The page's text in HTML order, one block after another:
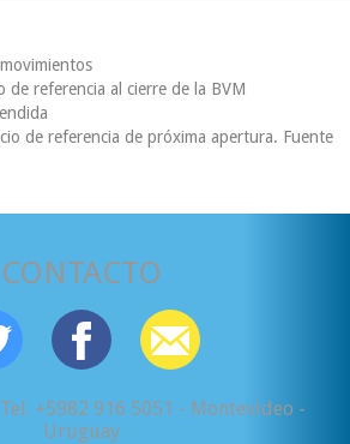
de referencia al cierre de la BVM
de referencia de próxima apertura. Fuente
CONTACTO
+5982 916 5051 - Montevideo -
Uruguay